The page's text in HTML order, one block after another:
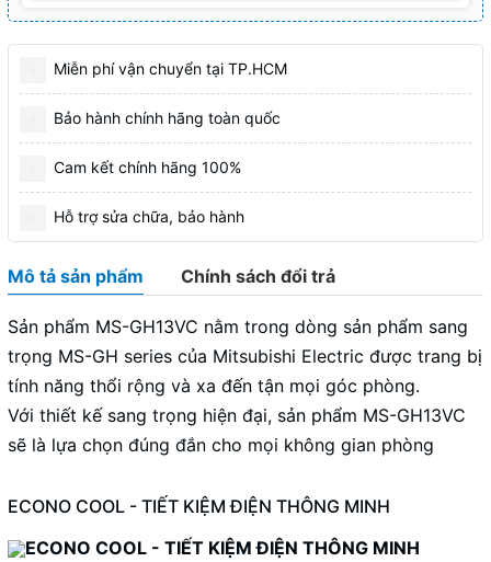
Miễn phí vận chuyển tại TP.HCM
Bảo hành chính hãng toàn quốc
Cam kết chính hãng 100%
Hỗ trợ sửa chữa, bảo hành
Mô tả sản phẩm Chính sách đổi trả
Sản phẩm MS-GH13VC nằm trong dòng sản phẩm sang
trọng MS-GH series của Mitsubishi Electric được trang bị
tính năng thổi rộng và xa đến tận mọi góc phòng.
Với thiết kế sang trọng hiện đại, sản phẩm MS-GH13VC
sẽ là lựa chọn đúng đắn cho mọi không gian phòng
ECONO COOL - TIẾT KIỆM ĐIỆN THÔNG MINH
ECONO COOL - TIẾT KIỆM ĐIỆN THÔNG MINH